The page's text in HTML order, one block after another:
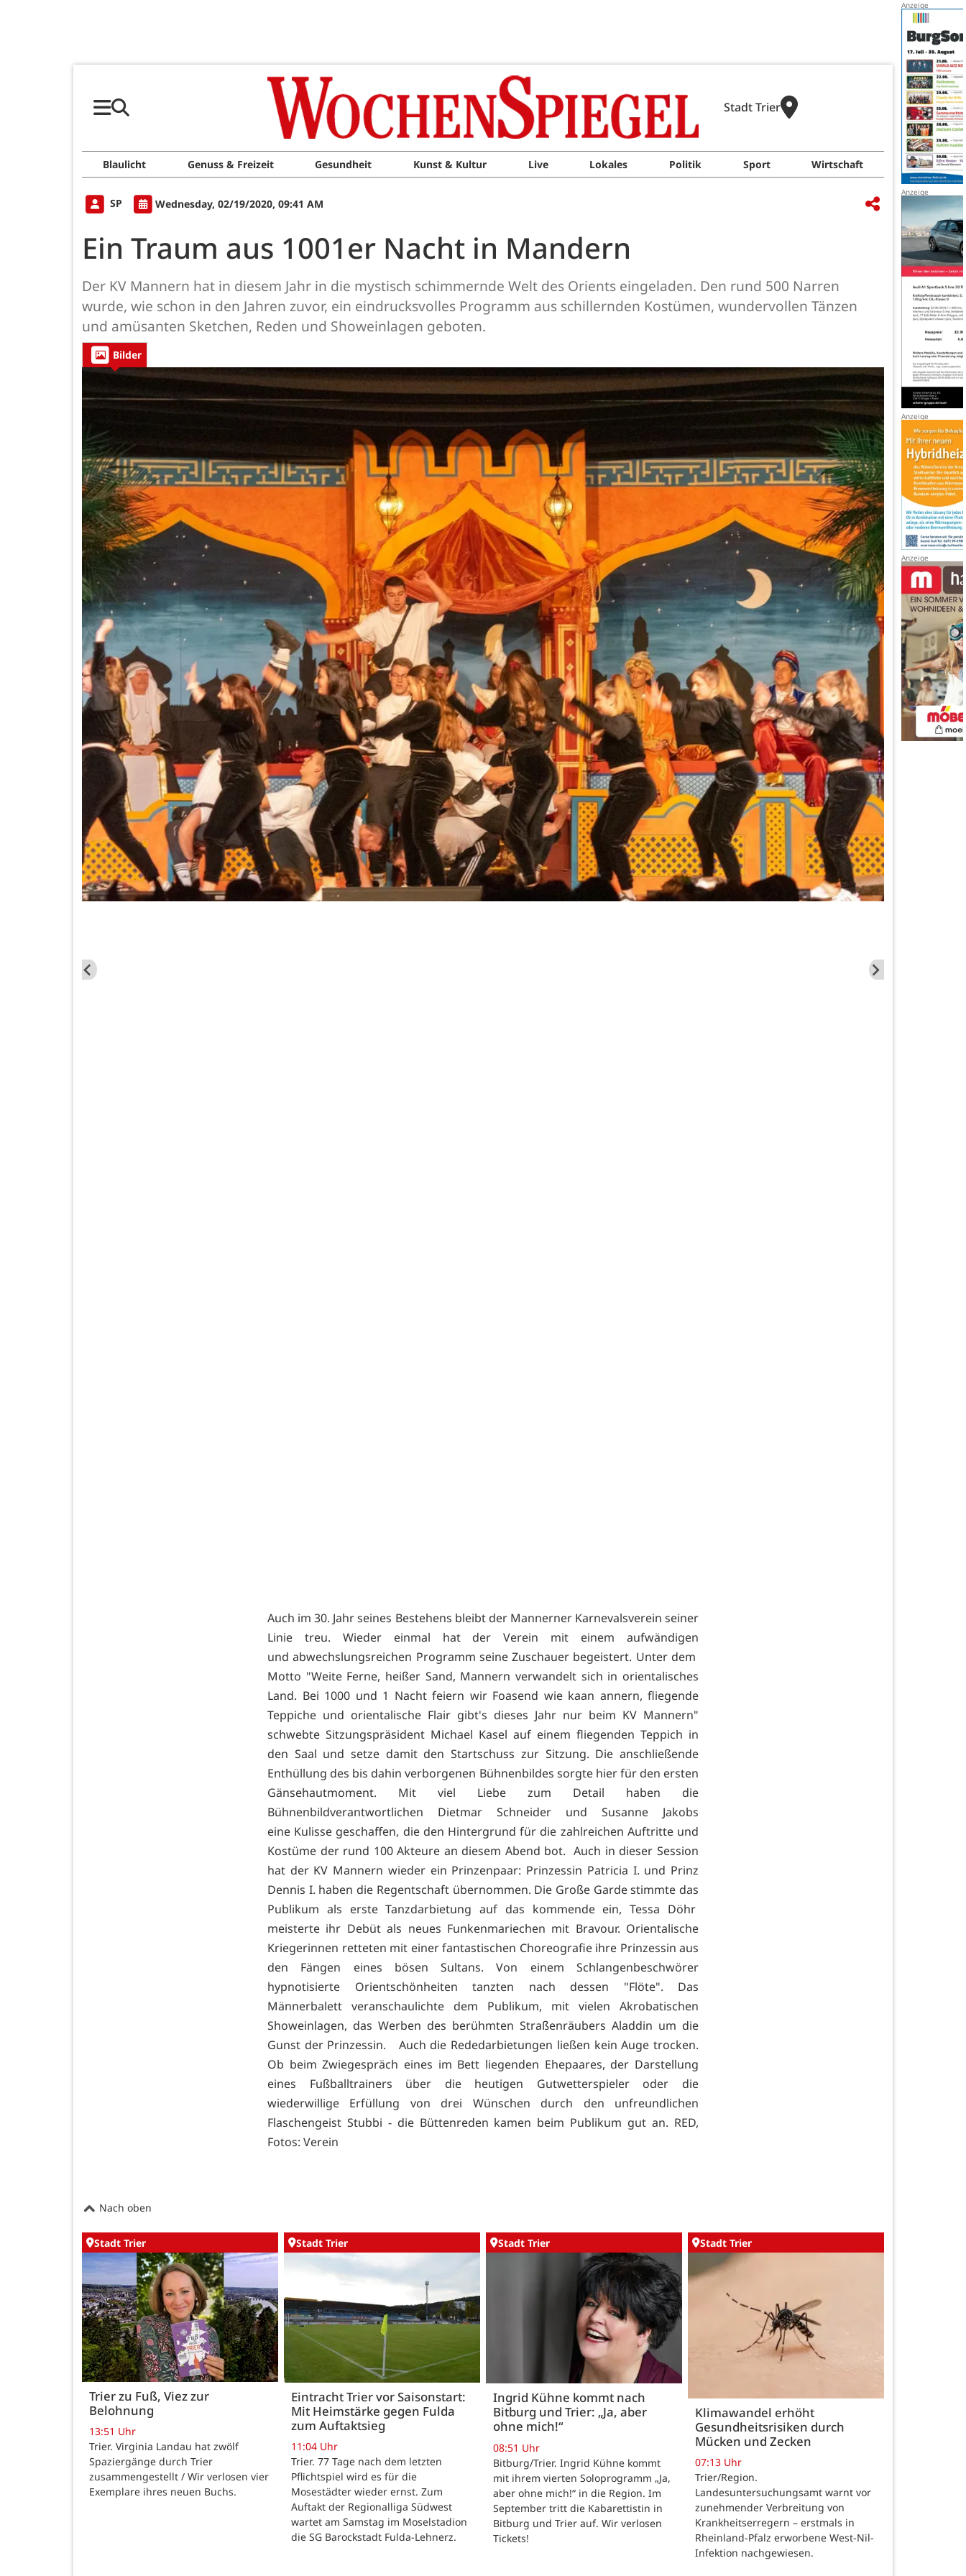
Stadt Trier
Blaulicht Genuss & Freizeit Gesundheit Kunst & Kultur Live Lokales Politik Sport Wirtschaft
SP Wednesday, 02/19/2020, 09:41 AM
Ein Traum aus 1001er Nacht in Mandern
Der KV Mannern hat in diesem Jahr in die mystisch schimmernde Welt des Orients eingeladen. Den rund 500 Narren
wurde, wie schon in den Jahren zuvor, ein eindrucksvolles Programm aus schillernden Kostümen, wundervollen Tänzen
und amüsanten Sketchen, Reden und Showeinlagen geboten.
Bilder
Auch im 30. Jahr seines Bestehens bleibt der Mannerner Karnevalsverein seiner
Linie treu. Wieder einmal hat der Verein mit einem aufwändigen
und abwechslungsreichen Programm seine Zuschauer begeistert. Unter dem
Motto "Weite Ferne, heißer Sand, Mannern verwandelt sich in orientalisches
Land. Bei 1000 und 1 Nacht feiern wir Foasend wie kaan annern, fliegende
Teppiche und orientalische Flair gibt's dieses Jahr nur beim KV Mannern"
schwebte Sitzungspräsident Michael Kasel auf einem fliegenden Teppich in
den Saal und setze damit den Startschuss zur Sitzung. Die anschließende
Enthüllung des bis dahin verborgenen Bühnenbildes sorgte hier für den ersten
Gänsehautmoment. Mit viel Liebe zum Detail haben die
Bühnenbildverantwortlichen Dietmar Schneider und Susanne Jakobs
eine Kulisse geschaffen, die den Hintergrund für die zahlreichen Auftritte und
Kostüme der rund 100 Akteure an diesem Abend bot. Auch in dieser Session
hat der KV Mannern wieder ein Prinzenpaar: Prinzessin Patricia I. und Prinz
Dennis I. haben die Regentschaft übernommen. Die Große Garde stimmte das
Publikum als erste Tanzdarbietung auf das kommende ein, Tessa Döhr
meisterte ihr Debüt als neues Funkenmariechen mit Bravour. Orientalische
Kriegerinnen retteten mit einer fantastischen Choreografie ihre Prinzessin aus
den Fängen eines bösen Sultans. Von einem Schlangenbeschwörer
hypnotisierte Orientschönheiten tanzten nach dessen "Flöte". Das
Männerbalett veranschaulichte dem Publikum, mit vielen Akrobatischen
Showeinlagen, das Werben des berühmten Straßenräubers Aladdin um die
Gunst der Prinzessin. Auch die Rededarbietungen ließen kein Auge trocken.
Ob beim Zwiegespräch eines im Bett liegenden Ehepaares, der Darstellung
eines Fußballtrainers über die heutigen Gutwetterspieler oder die
wiederwillige Erfüllung von drei Wünschen durch den unfreundlichen
Flaschengeist Stubbi - die Büttenreden kamen beim Publikum gut an. RED,
Fotos: Verein
Nach oben
Stadt Trier
Trier zu Fuß, Viez zur
Belohnung
13:51 Uhr
Trier. Virginia Landau hat zwölf
Spaziergänge durch Trier
zusammengestellt / Wir verlosen vier
Exemplare ihres neuen Buchs.
Stadt Trier
Eintracht Trier vor Saisonstart:
Mit Heimstärke gegen Fulda
zum Auftaktsieg
11:04 Uhr
Trier. 77 Tage nach dem letzten
Pflichtspiel wird es für die
Mosestädter wieder ernst. Zum
Auftakt der Regionalliga Südwest
wartet am Samstag im Moselstadion
die SG Barockstadt Fulda-Lehnerz.
Stadt Trier
Ingrid Kühne kommt nach
Bitburg und Trier: „Ja, aber
ohne mich!“
08:51 Uhr
Bitburg/Trier. Ingrid Kühne kommt
mit ihrem vierten Soloprogramm „Ja,
aber ohne mich!“ in die Region. Im
September tritt die Kabarettistin in
Bitburg und Trier auf. Wir verlosen
Tickets!
Stadt Trier
Klimawandel erhöht
Gesundheitsrisiken durch
Mücken und Zecken
07:13 Uhr
Trier/Region.
Landesuntersuchungsamt warnt vor
zunehmender Verbreitung von
Krankheitserregern – erstmals in
Rheinland-Pfalz erworbene West-Nil-
Infektion nachgewiesen.